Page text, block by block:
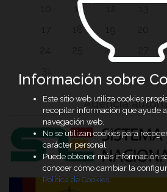
11
26
Agencia
Información sobre
Este sitio web utiliza cookies
recopilar información que ayude
navegación web.
No se utilizan cookies para
carácter personal.
Puede obtener más información
conocer cómo cambiar la
Política de Cookies.